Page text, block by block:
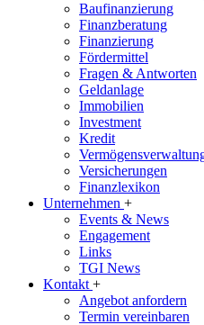
Baufinanzierung
Finanzberatung
Finanzierung
Fördermittel
Fragen & Antworten
Geldanlage
Immobilien
Investment
Kredit
Versicherungen
Finanzlexikon
Unternehmen +
Events & News
Engagement
Links
TGI News
Kontakt +
Angebot anfordern
Termin vereinbaren